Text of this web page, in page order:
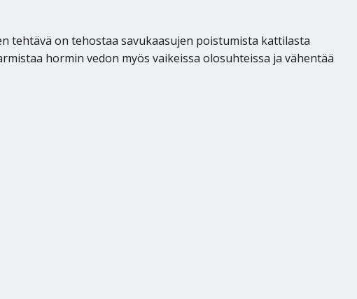
tehtävä on tehostaa savukaasujen poistumista kattilasta
hormin vedon myös vaikeissa olosuhteissa ja vähentää